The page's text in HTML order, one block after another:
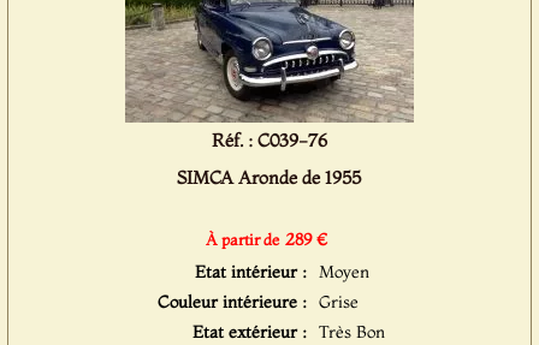
Réf. : C039-76
SIMCA Aronde de 1955
À partir de 289 €
Etat intérieur :
Moyen
Couleur intérieure : Grise
Etat extérieur : Très Bon